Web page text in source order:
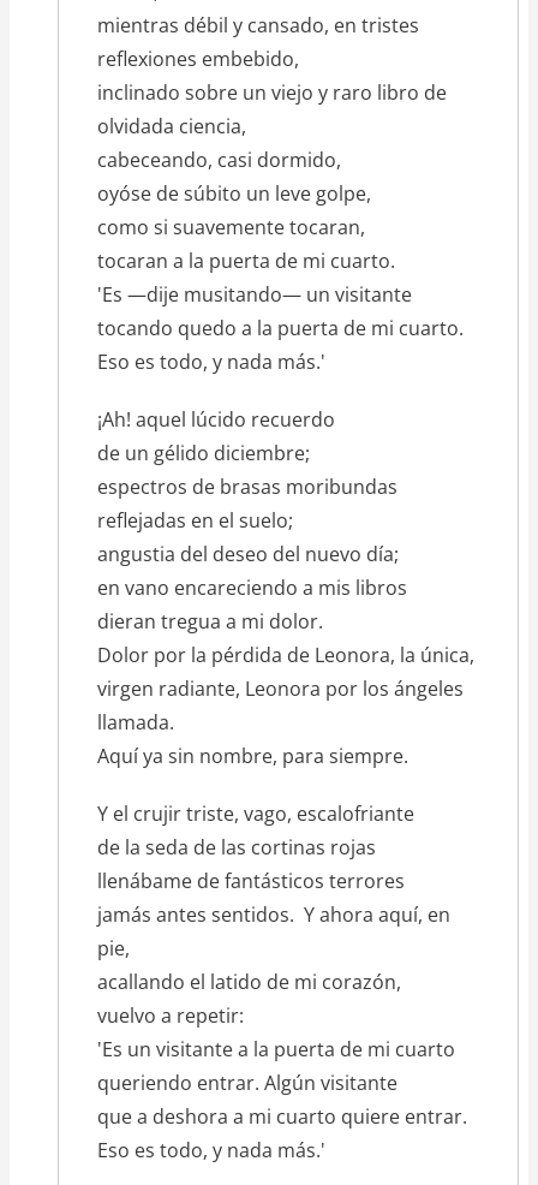
mientras débil y cansado, en tristes
reflexiones embebido,
inclinado sobre un viejo y raro libro de
olvidada ciencia,
cabeceando, casi dormido,
oyóse de súbito un leve golpe,
como si suavemente tocaran,
tocaran a la puerta de mi cuarto.
'Es —dije musitando— un visitante
tocando quedo a la puerta de mi cuarto.
Eso es todo, y nada más.'
¡Ah! aquel lúcido recuerdo
de un gélido diciembre;
espectros de brasas moribundas
reflejadas en el suelo;
angustia del deseo del nuevo día;
en vano encareciendo a mis libros
dieran tregua a mi dolor.
Dolor por la pérdida de Leonora, la única,
virgen radiante, Leonora por los ángeles
llamada.
Aquí ya sin nombre, para siempre.
Y el crujir triste, vago, escalofriante
de la seda de las cortinas rojas
llenábame de fantásticos terrores
jamás antes sentidos. Y ahora aquí, en
pie,
acallando el latido de mi corazón,
vuelvo a repetir:
'Es un visitante a la puerta de mi cuarto
queriendo entrar. Algún visitante
que a deshora a mi cuarto quiere entrar.
Eso es todo, y nada más.'